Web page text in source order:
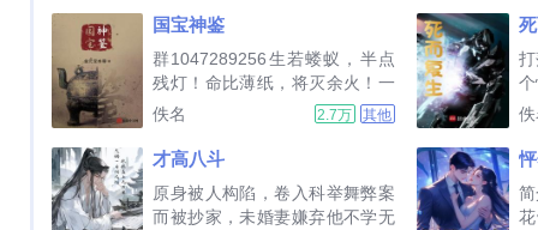
的至爱亲朋，最信任的亲表哥，
格局在我之上，是我和我老师最
认可的男人。...
国宝神鉴
群1047289256生若蝼蚁，半点
残灯！命比薄纸，将灭余火！一
叶浮萍，逆天而行！一束草芥，
仇！对话古今，品鉴历史，守护
佚名 2.7万 其他
才高八斗
原身被人构陷，卷入科举舞弊案
而被抄家，未婚妻嫌弃他不学无